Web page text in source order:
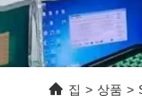
집 > 상품 >